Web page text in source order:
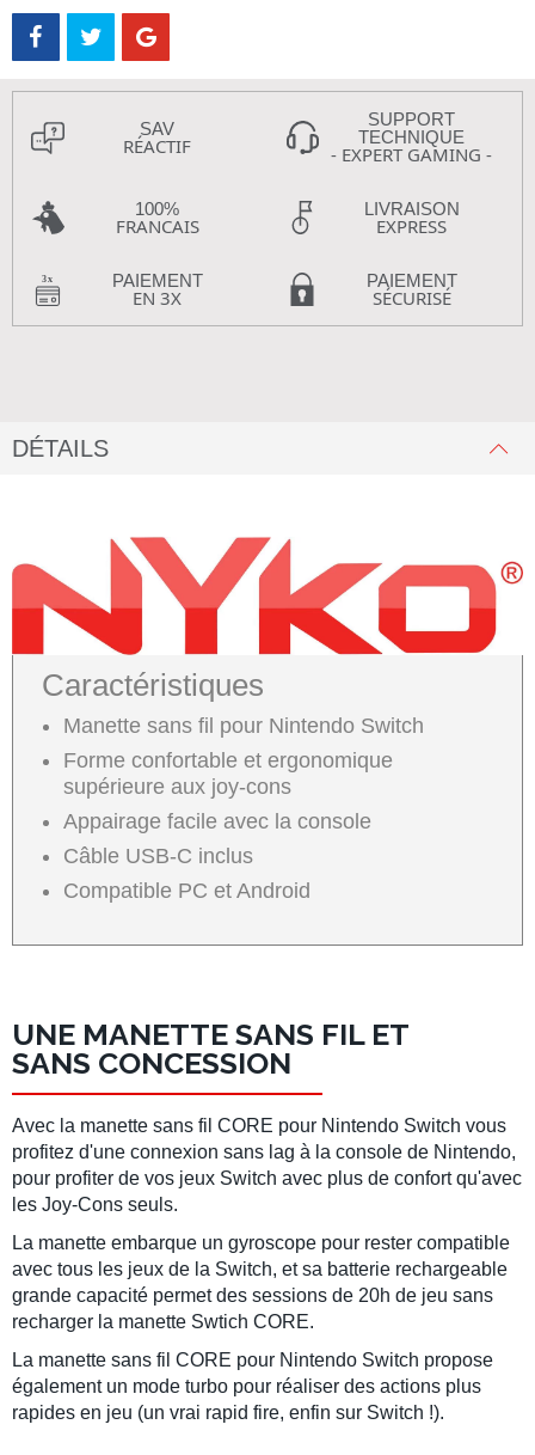
SAV
RÉACTIF
SUPPORT
TECHNIQUE
- EXPERT GAMING -
100%
FRANCAIS
LIVRAISON
EXPRESS
PAIEMENT
EN 3X
PAIEMENT
SÉCURISÉ
DÉTAILS
Caractéristiques
Manette sans fil pour Nintendo Switch
Forme confortable et ergonomique
supérieure aux joy-cons
Appairage facile avec la console
Câble USB-C inclus
Compatible PC et Android
UNE MANETTE SANS FIL ET
SANS CONCESSION
Avec la manette sans fil CORE pour Nintendo Switch vous
profitez d'une connexion sans lag à la console de Nintendo,
pour profiter de vos jeux Switch avec plus de confort qu'avec
les Joy-Cons seuls.
La manette embarque un gyroscope pour rester compatible
avec tous les jeux de la Switch, et sa batterie rechargeable
grande capacité permet des sessions de 20h de jeu sans
recharger la manette Swtich CORE.
La manette sans fil CORE pour Nintendo Switch propose
également un mode turbo pour réaliser des actions plus
rapides en jeu (un vrai rapid fire, enfin sur Switch !).